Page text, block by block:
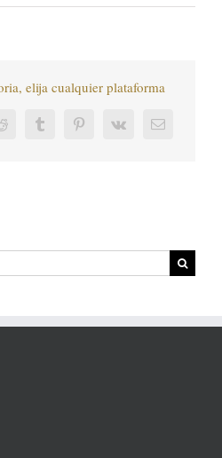
elija cualquier plataforma
Reddit Tumblr PinterestVk
Correo